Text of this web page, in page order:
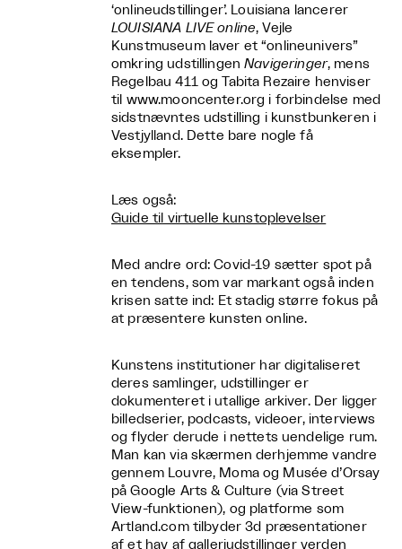
‘onlineudstillinger’. Louisiana lancerer
LOUISIANA LIVE online, Vejle
Kunstmuseum laver et “onlineunivers”
omkring udstillingenNavigeringer, mens
Regelbau 411 og Tabita Rezaire henviser
til www.mooncenter.org i forbindelse med
sidstnævntes udstilling i kunstbunkeren i
Vestjylland. Dette bare nogle få
eksempler.
Læs også:
Guide til virtuelle kunstoplevelser
Med andre ord: Covid-19 sætter spot på
en tendens, som var markant også inden
krisen satte ind: Et stadig større fokus på
at præsentere kunsten online.
Kunstens institutioner har digitaliseret
deres samlinger, udstillinger er
dokumenteret i utallige arkiver. Der ligger
billedserier, podcasts, videoer, interviews
og flyder derude i nettets uendelige rum.
Man kan via skærmen derhjemme vandre
gennem Louvre, Moma og Musée d’Orsay
på Google Arts & Culture (via Street
View-funktionen), og platforme som
Artland.com tilbyder 3d præsentationer
af et hav af galleriudstillinger verden